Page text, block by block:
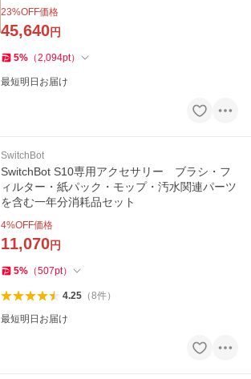
23%OFF価格
45,640円
5% （2,094pt）
最短明日お届け
SwitchBot
SwitchBot S10専用アクセサリー ブラシ・フ
ィルター・紙パック・モップ・汚水関連パーツ
を含む一年分消耗品セット
4%OFF価格
11,070円
5% （507pt）
4.25（8件）
最短明日お届け